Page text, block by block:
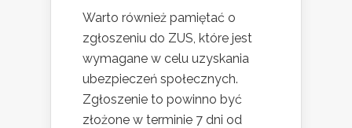
Warto również pamiętać o
zgłoszeniu do ZUS, które jest
wymagane w celu uzyskania
ubezpieczeń społecznych.
Zgłoszenie to powinno być
złożone w terminie 7 dni od